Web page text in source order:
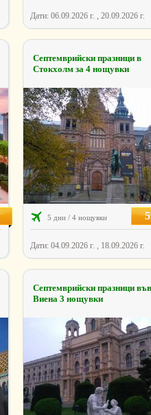
Дати: 06.09.2026 г. , 20.09.2026 г.
Септемврийски празници в
Стокхолм за 4 нощувки
5 дни / 4 нощувки
Дати: 04.09.2026 г. , 18.09.2026 г.
Септемврийски празници във
Виена 3 нощувки